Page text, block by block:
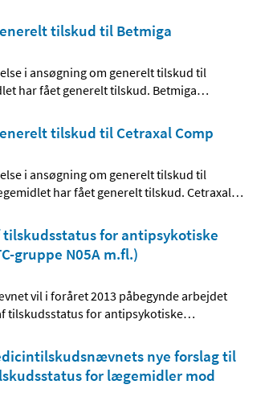
tilskud til Betmiga
i ansøgning om generelt tilskud til
har fået generelt tilskud. Betmiga…
tilskud til Cetraxal Comp
i ansøgning om generelt tilskud til
har fået generelt tilskud. Cetraxal…
tilskudsstatus for antipsykotiske
gruppe N05A m.fl.)
vil i foråret 2013 påbegynde arbejdet
tilskudsstatus for antipsykotiske…
nye forslag til
for lægemidler mod